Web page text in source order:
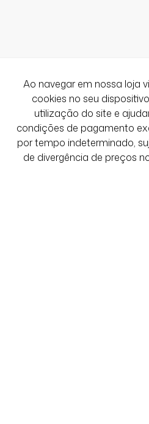
Ao navegar em nossa loja
cookies no seu
utilização do site e
condições de pagamento
por tempo indeterminado,
de divergência de preços